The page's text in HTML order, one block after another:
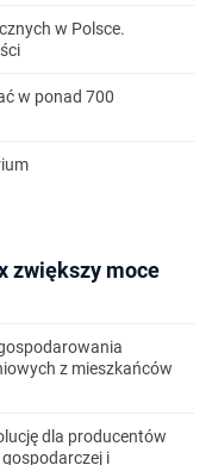
w Polsce.
w ponad 700
zwiększy moce
z mieszkańców
dla producentów
i